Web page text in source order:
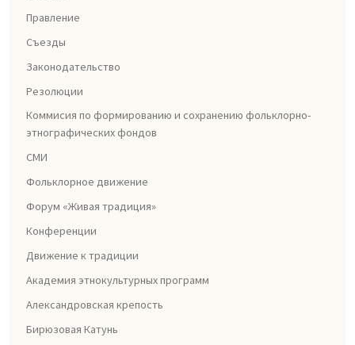
Правление
Съезды
Законодательство
Резолюции
Коммисия по формированию и сохранению фольклорно-
этнографических фондов
СМИ
Фольклорное движение
Форум «Живая традиция»
Конференции
Движение к традиции
Академия этнокультурных программ
Александровская крепость
Бирюзовая Катунь